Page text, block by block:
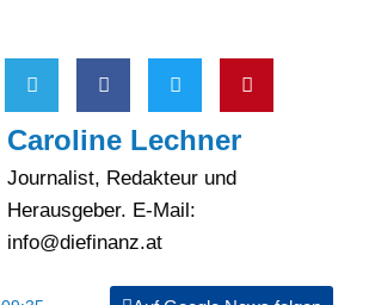
Caroline Lechner
Journalist, Redakteur und
Herausgeber. E-Mail:
info@diefinanz.at